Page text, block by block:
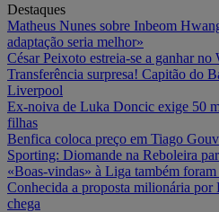
Destaques
Matheus Nunes sobre Inbeom
adaptação seria melhor»
César Peixoto estreia-se a ganhar no
Transferência surpresa! Capitão do
Liverpool
Ex-noiva de Luka Doncic exige 50
filhas
Benfica coloca preço em Tiago
Sporting: Diomande na Reboleira
«Boas-vindas» à Liga também
Conhecida a proposta milionária por
chega